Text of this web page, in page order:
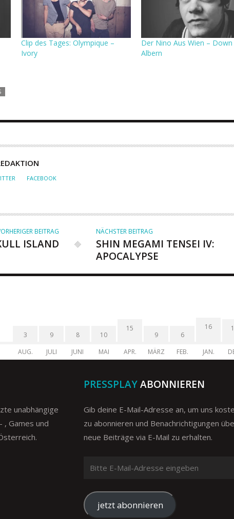
Clip des Tages: Olympique –
Ivory
Der Nino Aus Wien – Down
Albern
FACEBOOK
BEITRAG
ISLAND
NÄCHSTER BEITRAG
SHIN MEGAMI TENSEI IV:
APOCALYPSE
3
AUG.
9
JULI
8
JUNI
10
MAI
15
APR.
9
MÄRZ
6
FEB.
16
JAN.
unabhängige
, Games und
PRESSPLAYABONNIEREN
Gib deine E-Mail-Adresse an, um uns
zu abonnieren und Benachrichtigungen
neue Beiträge via E-Mail zu erhalten.
Mail-
Adressejetzt abonnieren